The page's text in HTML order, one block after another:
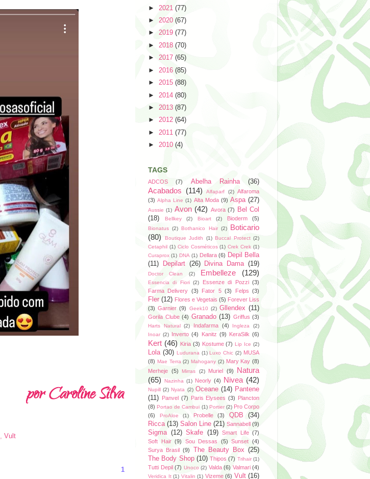
, Vult
1
► 2021 (77)
► 2020 (67)
► 2019 (77)
► 2018 (70)
► 2017 (65)
► 2016 (85)
► 2015 (88)
► 2014 (80)
► 2013 (87)
► 2012 (64)
► 2011 (77)
► 2010 (4)
TAGS
ADCOS (7) Abelha Rainha (36)
Acabados (114) Alfaparf (2) Alfaroma
(3) Alpha Line (1) Alta Moda (9) Aspa (27)
Aussie (1) Avon (42) Avora (7)
Bel Col
(18)
Bellkey (2) Bioart (2) Bioderm (5)
Bionatus (2) Bothanico Hair (2)
Boticario
(80)
Boutique Judith (1) Buccal Protect (2)
Cetaphil (1) Ciclo Cosméticos (1) Crek Crek (1)
Curaprox (1) DNA (1) Dellara (6) Depil Bella
(11)
Depilart (26) Divina Dama (19)
Doctor Clean (2) Embelleze (129)
Essencia di Fiori (2) Essenze di Pozzi (3)
Farma Delivery (3) Fator 5 (3) Felps (3)
Fler (12) Flores e Vegetais (5) Forever Liss
(3) Garnier (9) Geek10 (2) Gllendex (11)
Gorila Clube (4) Granado (13) Griffus (3)
Harts Natural (2) Indafarma (4) Ingleza
(2)
Inoar (2) Inverto (4) Kanitz (9) KeraSilk (6)
Kert (46) Kiria (3) Kostume (7) Lip Ice (2)
Lola (30) Ludurana (1) Luxo Chic (2) MUSA
(8) Mae Terra (2) Mahogany (2) Mary Kay (8)
Merheje (5) Mirras (2) Muriel (9)
Natura
(65)
Nazinha (1) Neorly (4) Nivea (42)
Nupill (2) Nyata (2) Oceane (14) Pantene
(11)
Panvel (7) Paris Elysees (3)
Plancton
(8) Portao de Cambui (1) Portier (2) Pro Corpo
(6)
ProAloe (1) Probelle (3) QDB
(34)
Ricca (13) Salon Line (21) Sannabell (9)
Sigma (12) Skafe (19) Smart Life (7)
Soft Hair (9) Sou Dessas (5) Sunset (4)
Surya Brasil
(9) The Beauty Box (25)
The Body Shop (10) Thipos (7) Trihair (1)
Tutti Depil (7) Unoco (2) Valda (6) Valmari (4)
Veridica It (1) Vitalin (1) Vizeme (6) Vult (16)